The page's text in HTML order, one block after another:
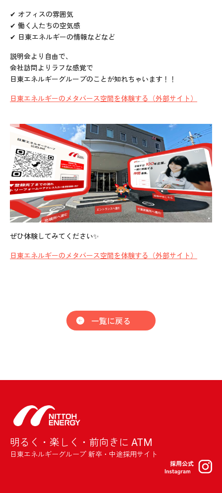
✔ オフィスの雰囲気
✔ 働く人たちの空気感
✔ 日東エネルギーの情報などなど
説明会より自由で、
会社訪問よりラフな感覚で
日東エネルギーグループのことが知れちゃいます！！
日東エネルギーのメタバース空間を体験する（外部サイト）
ぜひ体験してみてください✨
日東エネルギーのメタバース空間を体験する（外部サイト）
一覧に戻る
明るく・楽しく・前向きに ATM
日東エネルギーグループ 新卒・中途採用サイト